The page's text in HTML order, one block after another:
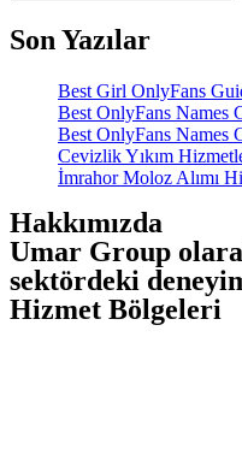
Son Yazılar
Best Girl OnlyFans
Best OnlyFans Names
Best OnlyFans Names
Cevizlik Yıkım
İmrahor Moloz Alımı
Hakkımızda
Umar Group
sektördeki
Hizmet Bölgeleri